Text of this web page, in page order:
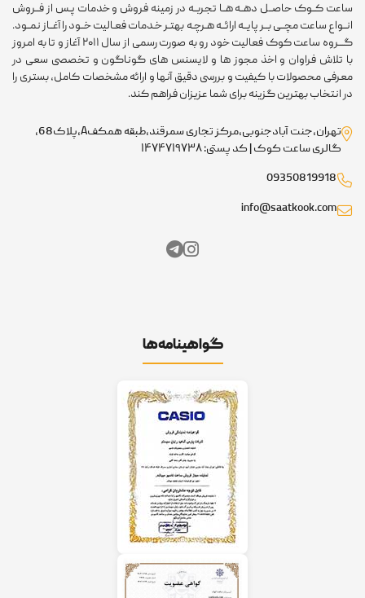
ساعت کــوک حاصــل دهــه هــا تجربــه در زمینه فروش و خدمات پـس از فــروش
انــواع ساعت مچــی بــر پایــه ارائــه هـرچـه بهتـر خـدمات فعـالیت خــود را آغــاز نمــود.
گـــروه ساعت کوک فعالیت خود رو به صورت رسمی از سال ۲۰۱۱ آغاز و تا به امروز
با تلاش فراوان و اخذ مجوز ها و لایسنس های گوناگون و تخصصی سعی در
معرفی محصولات با کیفیت و بررسی دقیق آنها و ارائه مشخصات کامل، بستری را
در انتخاب بهترین گزینه برای شما عزیزان فراهم کند.
تهران،جنت آبادجنوبی،مرکز تجاری سمرقند،طبقه همکفA،پلاک68،
گالری ساعت کوک | کد پستی: ۱۴۷۴۷۱۹۷۳۸
09350819918
info@saatkook.com
گواهینامه‌ها